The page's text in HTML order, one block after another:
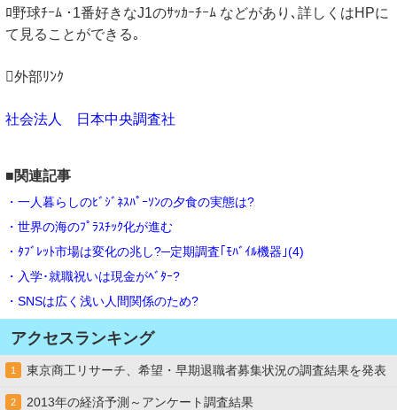
ﾛ野球ﾁｰﾑ ･1番好きなJ1のｻｯｶｰﾁｰﾑ などがあり､詳しくはHPに
て見ることができる｡
外部ﾘﾝｸ
社会法人 日本中央調査社
■関連記事
・一人暮らしのﾋﾞｼﾞﾈｽﾊﾟｰｿﾝの夕食の実態は?
・世界の海のﾌﾟﾗｽﾁｯｸ化が進む
・ﾀﾌﾞﾚｯﾄ市場は変化の兆し?─定期調査｢ﾓﾊﾞｲﾙ機器｣(4)
・入学･就職祝いは現金がﾍﾞﾀｰ?
・SNSは広く浅い人間関係のため?
アクセスランキング
1 東京商工リサーチ、希望・早期退職者募集状況の調査結果を発表
2 2013年の経済予測～アンケート調査結果